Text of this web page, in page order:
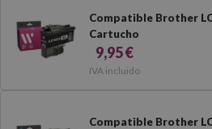
Compatible Brother
Cartucho
9,95 €
IVA incluido
Compatible Brother